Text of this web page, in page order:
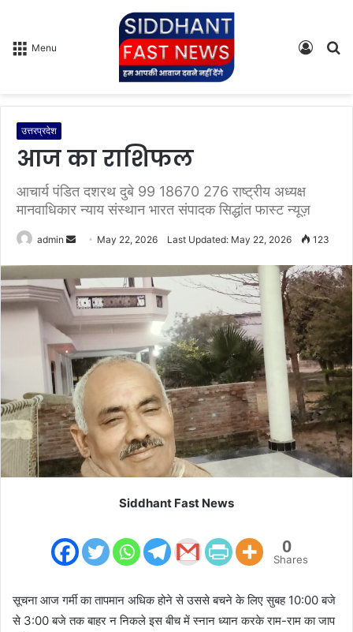
Menu
Log
उत्तरप्रदेश
आज का राशिफल
आचार्य पंडित दशरथ दुबे 99 18670 276 राष्ट्रीय अध्यक्ष
मानवाधिकार न्याय संस्थान भारत संपादक सिद्धांत फास्ट न्यूज़
admin
n
d
a
n
e
a
l
May 22, 2026 Last Updated: May 22, 2026 123
Siddhant Fast News
0
Shares
सूचना आज गर्मी का तापमान अधिक होने से उससे बचने के लिए सुबह 10:00 बजे
से 3:00 बजे तक बाहर न निकले इस बीच में स्नान ध्यान करके राम-राम का जाप